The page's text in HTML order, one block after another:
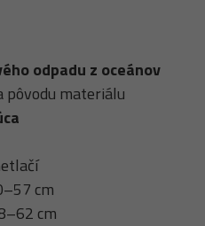
odpadu z oceánov
pôvodu materiálu
cm
cm